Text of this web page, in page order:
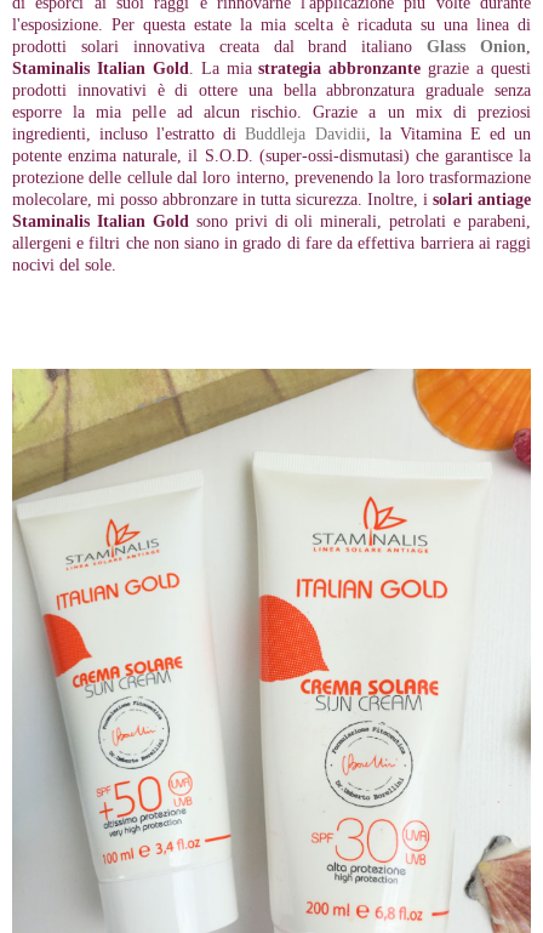
l'esposizione. Per questa estate la mia scelta è ricaduta su una linea di
prodotti solari innovativa creata dal brand italianoGlass Onion
Staminalis Italian Gold . La miastrategia abbronzantegrazie a questi
prodotti innovativi è di ottere una bella abbronzatura graduale senza
esporre la mia pelle ad alcun rischio. Grazie a un mix di preziosi
ingredienti, incluso l'estratto diBuddleja Davidii , la Vitamina E ed un
potente enzima naturale, il S.O.D. (super-ossi-dismutasi) che garantisce la
protezione delle cellule dal loro interno, prevenendo la loro trasformazione
molecolare, mi posso abbronzare in tutta sicurezza. Inoltre, i solari antiage
Staminalis Italian Gold sono privi di oli minerali, petrolati e parabeni,
allergeni e filtri che non siano in grado di fare da effettiva barriera ai raggi
nocivi del sole.